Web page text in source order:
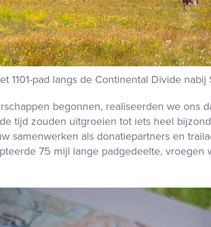
1101-pad langs de Continental Divide
begonnen, realiseerden we ons
tijd zouden uitgroeien tot iets heel
samenwerken als donatiepartners en
75 mijl lange padgedeelte,